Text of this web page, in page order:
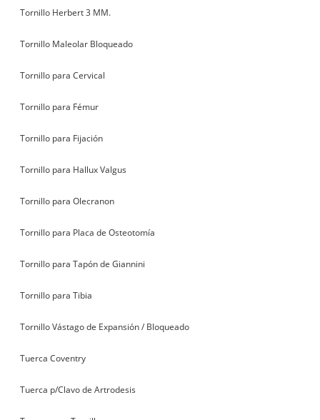
Tornillo Herbert 3 MM.
Tornillo Maleolar Bloqueado
Tornillo para Cervical
Tornillo para Fémur
Tornillo para Fijación
Tornillo para Hallux Valgus
Tornillo para Olecranon
Tornillo para Placa de Osteotomía
Tornillo para Tapón de Giannini
Tornillo para Tibia
Tornillo Vástago de Expansión / Bloqueado
Tuerca Coventry
Tuerca p/Clavo de Artrodesis